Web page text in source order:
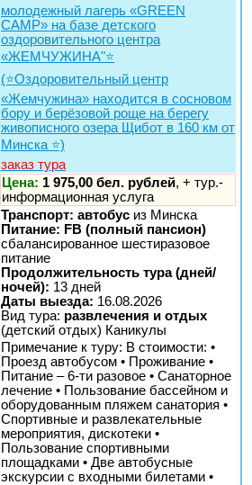
молодежный лагерь «GREEN
CAMP» на базе детского
оздоровительного центра
«ЖЕМЧУЖИНА"⭐️
(⭐️Оздоровительный центр
«Жемчужина» находится в сосновом
бору и берёзовой роще на берегу
живописного озера Щибот в 160 км от
Минска ⭐️)
заказ тура
Цена: 1 975,00 бел. рублей, + тур.-
информационная услуга
Транспорт: автобус из Минска
Питание: FB (полный пансион)
сбалансированное шестиразовое
питание
Продолжительность тура (дней/
ночей): 13 дней
Даты выезда: 16.08.2026
Вид тура: развлечения и отдых
(детский отдых) Каникулы
Примечание к туру: В стоимости: •
Проезд автобусом • Проживание •
Питание – 6-ти разовое • Санаторное
лечение • Пользование бассейном и
оборудованным пляжем санатория •
Спортивные и развлекательные
мероприятия, дискотеки •
Пользование спортивными
площадками • Две автобусные
экскурсии с входными билетами •